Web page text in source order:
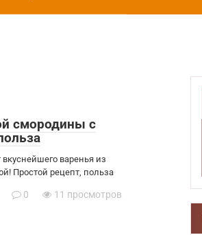
смородины с
варенья из
Простой рецепт, польза
0 11 просмотров